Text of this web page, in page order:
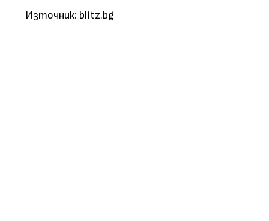
Източник: blitz.bg